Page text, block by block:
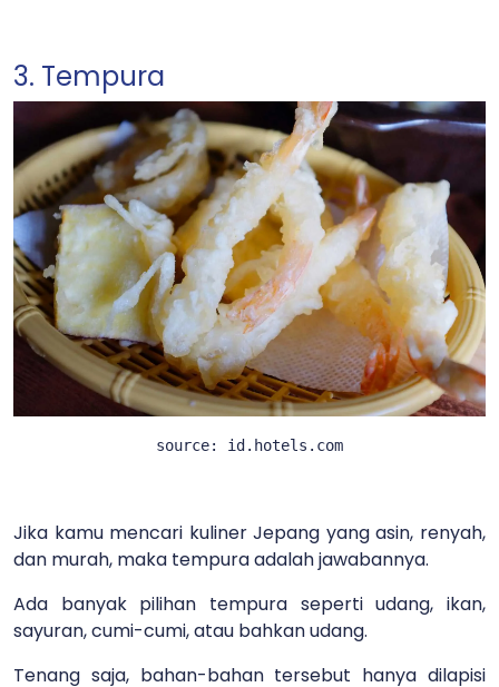
3. Tempura
source: id.hotels.com
Jika kamu mencari kuliner Jepang yang asin, renyah,
dan murah, maka tempura adalah jawabannya.
Ada banyak pilihan tempura seperti udang, ikan,
sayuran, cumi-cumi, atau bahkan udang.
Tenang saja, bahan-bahan tersebut hanya dilapisi